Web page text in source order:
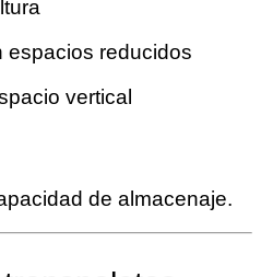
espacios reducidos
vertical
de almacenaje.